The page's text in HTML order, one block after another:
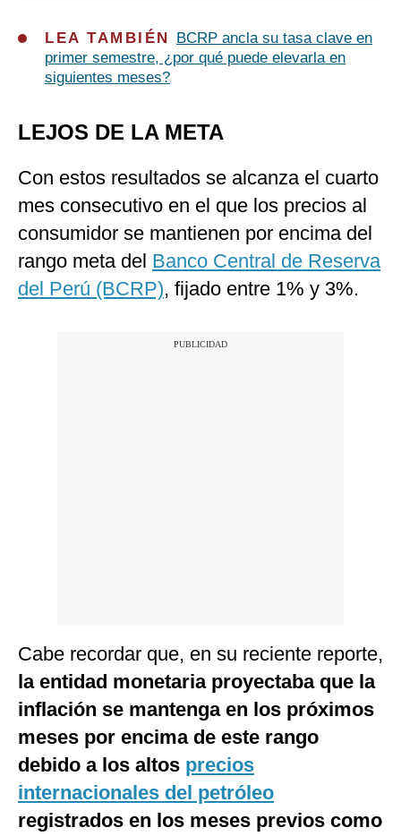
LEA TAMBIÉN
BCRP ancla su tasa clave en
primer semestre, ¿por qué puede elevarla en
siguientes meses?
LEJOS DE LA META
Con estos resultados se alcanza el cuarto
mes consecutivo en el que los precios al
consumidor se mantienen por encima del
rango meta del Banco Central de Reserva
del Perú (BCRP), fijado entre 1% y 3%.
Cabe recordar que, en su reciente reporte,
la entidad monetaria proyectaba que la
inflación se mantenga en los próximos
meses por encima de este rango
debido a los altos precios
internacionales del petróleo
registrados en los meses previos como